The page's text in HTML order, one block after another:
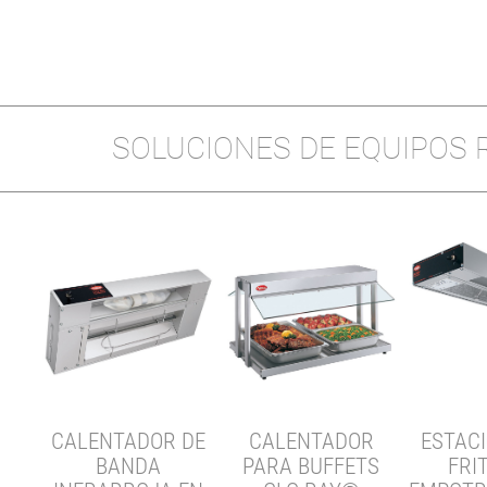
SOLUCIONES DE EQUIPOS
CALENTADOR DE
BANDA
CALENTADOR
PARA BUFFETS